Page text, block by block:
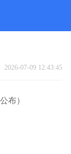
2026-07-09 12:43:45
布）